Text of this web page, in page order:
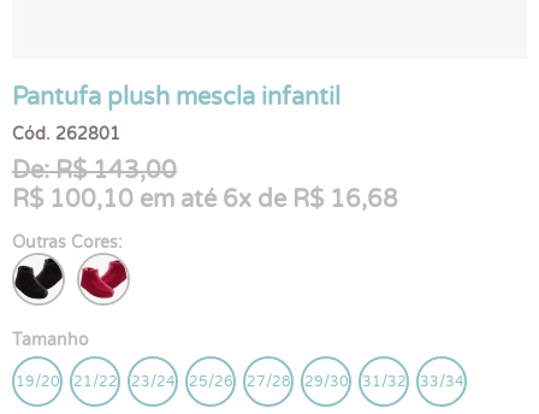
Pantufa plush mescla infantil
Cód. 262801
De: R$ 143,00
R$ 100,10 em até 6x de R$ 16,68
Outras Cores:
Tamanho
19/20 21/22 23/24 25/26 27/28 29/30 31/32 33/34